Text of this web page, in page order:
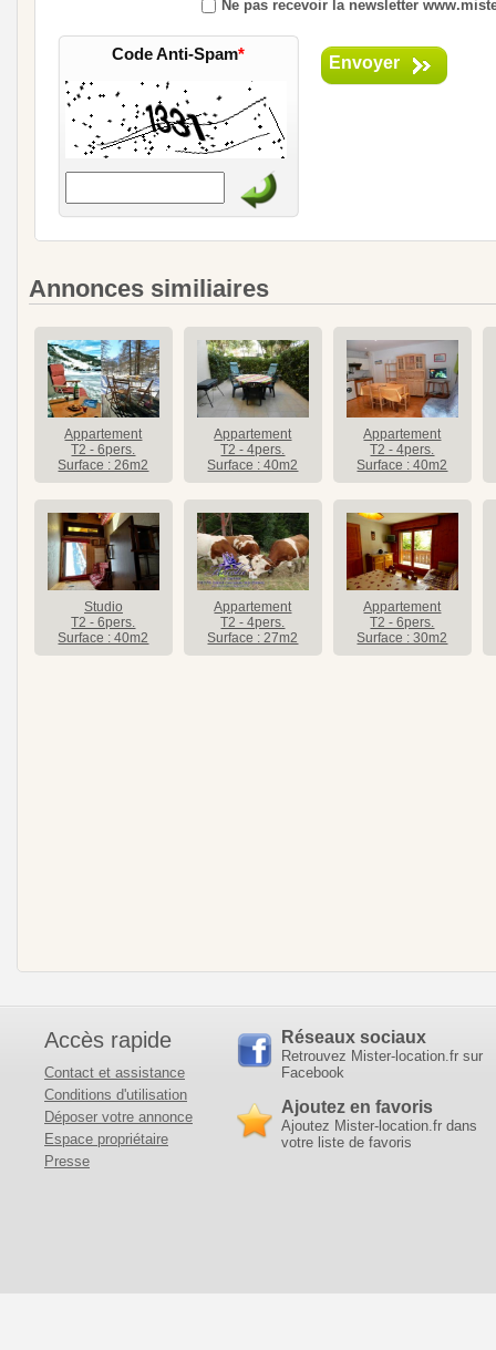
Ne pas recevoir la newsletter
Code Anti-Spam* Envoyer
Annonces similiaires
Appartement
T2 - 6pers.
Surface : 26m2
Appartement
T2 - 4pers.
Surface : 40m2
Appartement
T2 - 4pers.
Surface : 40m2
Studio
T2 - 6pers.
Surface : 40m2
Appartement
T2 - 4pers.
Surface : 27m2
Appartement
T2 - 6pers.
Surface : 30m2
Accès rapide
Contact et assistance
Conditions d'utilisation
Déposer votre annonce
Espace propriétaire
Presse
Réseaux sociaux
Retrouvez Mister-location.fr sur
Facebook
Ajoutez en favoris
Ajoutez Mister-location.fr dans
votre liste de favoris